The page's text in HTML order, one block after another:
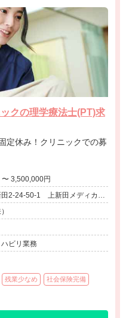
クの理学療法士(PT)求
年収 3,000,000円 〜 3,500,000円
田2-24-50-1 上新田メディカル
ビリ業務
残業少なめ 社会保険完備